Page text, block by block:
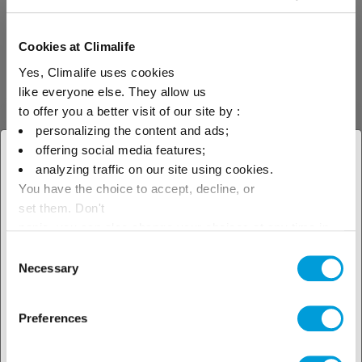
Cookies at Climalife
Yes, Climalife uses cookies
like everyone else. They allow us
to offer you a better visit of our site by :
personalizing the content and ads;
offering social media features;
analyzing traffic on our site using cookies.
You have the choice to accept, decline, or
set them. Don't
Selection
Necessary
Preferences
× Cerrar
Seleccione su ubicación para
Otros productos que podrían
interesarle
Gases especiales Gas inerte
Pyrostop 6 (SF6)
dieléctrico, inerte, no tóxico y no